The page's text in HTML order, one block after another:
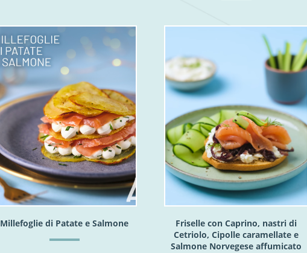
Millefoglie di Patate e Salmone
Friselle con Caprino, nastri di
Cetriolo, Cipolle caramellate e
Salmone Norvegese affumicato